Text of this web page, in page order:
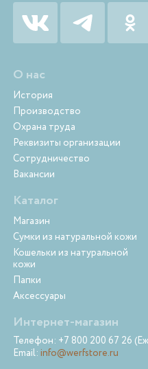
О нас
История
Производство
Охрана труда
Реквизиты организации
Сотрудничество
Вакансии
Каталог
Магазин
Сумки из натуральной кожи
Кошельки из натуральной
кожи
Папки
Аксессуары
Интернет-магазин
Телефон: +7 800 200 67 26
Email: info@werfstore.ru